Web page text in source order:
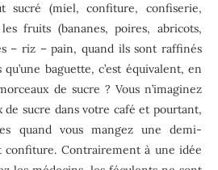
(miel, confiture, confiserie,
fruits (bananes, poires, abricots,
– riz – pain, quand ils sont raffinés
baguette, c’est équivalent, en
de sucre ? Vous n’imaginez
sucre dans votre café et pourtant,
quand vous mangez une demi-
confiture. Contrairement à une idée